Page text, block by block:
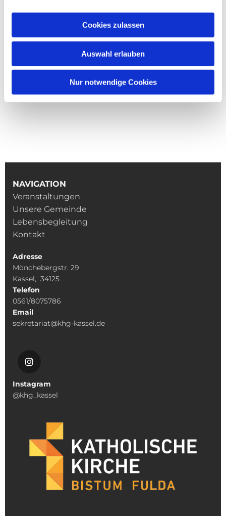
Cookies zulassen
Auswahl erlauben
Nur notwendige Cookies
NAVIGATION
Veranstaltungen
Unsere Gemeinde
Lebensbegleitung
Kontakt
Adresse
Mönchebergstr. 29
Kassel, 34125
Telefon
0561/8075786
Email
sekretariat@khg-kassel.de
Instagram
@khg_kassel